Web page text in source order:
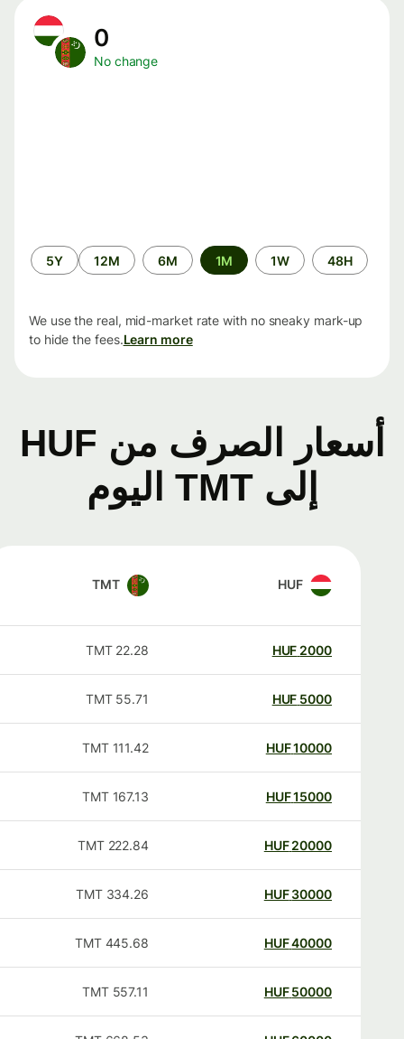
No change
الفترة
الزمنية
48H
1W
1M
6M
12M
5Y
We use the real, mid-market rate with no sneaky mark-up
to hide the fees.Learn more
أسعار الصرف من HUF
إلى TMT اليوم
HUF
TMT
2000
HUF
22.28
TMT
5000
HUF
55.71
TMT
10000
HUF
111.42
TMT
15000
HUF
167.13
TMT
20000
HUF
222.84
TMT
30000
HUF
334.26
TMT
40000
HUF
445.68
TMT
50000
HUF
557.11
TMT